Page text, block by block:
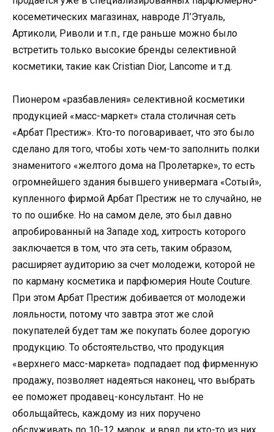
косеметических магазинах, навроде Л’Этуаль,
Артиколи, Риволи и т.п., где раньше можно было
встретить только высокие бренды селективной
косметики, такие как Cristian Dior, Lancome и т.д.
Пионером «разбавления» селективной косметики
продукцией «масс-маркет» стала столичная сеть
«Арбат Престиж». Кто-то поговаривает, что это было
сделано для того, чтобы хоть чем-то заполнить полки
знаменитого «желтого дома на Пролетарке», то есть
огромнейшего здания бывшего универмага «Сотый»,
купленного фирмой Арбат Престиж не то случайно, не
то по ошибке. Но на самом деле, это был давно
апробированный на Западе ход, хитрость которого
заключается в том, что эта сеть, таким образом,
расширяет аудиторию за счет молодежи, которой не
по карману косметика и парфюмерия Houte Couture.
При этом Арбат Престиж добивается от молодежи
лояльности, потому что завтра этот же слой
покупателей будет там же покупать более дорогую
продукцию. То обстоятельство, что продукция
«верхнего масс-маркета» подпадает под фирменную
продажу, позволяет надеяться наконец, что выбрать
ее поможет продавец-консультант. Но не
обольщайтесь, каждому из них поручено